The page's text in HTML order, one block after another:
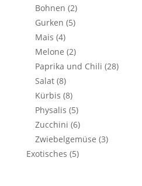
Bohnen (2)
Gurken (5)
Mais (4)
Melone (2)
Paprika und Chili (28)
Salat (8)
Kürbis (8)
Physalis (5)
Zucchini (6)
Zwiebelgemüse (3)
Exotisches (5)